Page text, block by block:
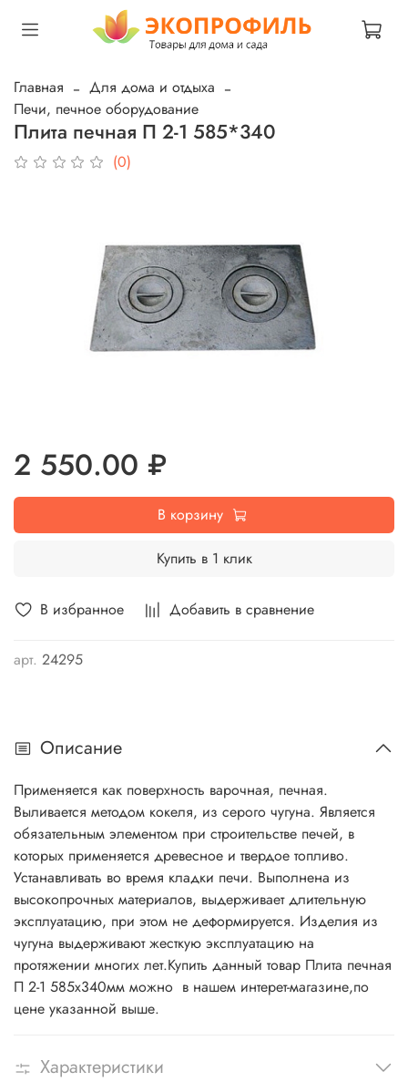
Главная
Для дома и отдыха
Печи, печное оборудование
Плита печная П 2-1 585*340
(0)
В избранное Добавить в сравнение
арт. 24295
2 550.00 ₽
В корзину
Купить в 1 клик
Описание
Применяется как поверхность варочная, печная.
Выливается методом кокеля, из серого чугуна. Является
обязательным элементом при строительстве печей, в
которых применяется древесное и твердое топливо.
Устанавливать во время кладки печи. Выполнена из
высокопрочных материалов, выдерживает длительную
эксплуатацию, при этом не деформируется. Изделия из
чугуна выдерживают жесткую эксплуатацию на
протяжении многих лет.Купить данный товар Плита печная
П 2-1 585х340мм можно в нашем интерет-магазине,по
цене указанной выше.
Характеристики